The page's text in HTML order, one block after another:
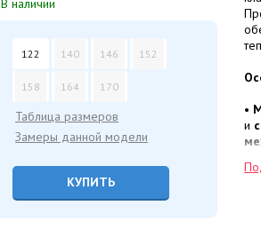
В наличии
122 140 146 152
158 164 170
Таблица размеров
Замеры данной модели
КУПИТЬ
•
и
•